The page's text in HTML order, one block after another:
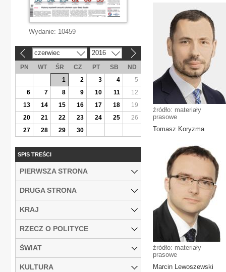
źródło: materiały
prasowe
Tomasz Koryzma
źródło: materiały
prasowe
Marcin Lewoszewski
Wydanie: 10459
czerwiec 2016
PN WT ŚR CZ PT SB
ND
1
2 3 4
5
6
7 8 9 10 11
12
13
14 15 16 17 18
19
20
21 22 23 24 25
26
27
28 29 30
SPIS TREŚCI
PIERWSZA STRONA
DRUGA STRONA
KRAJ
RZECZ O POLITYCE
ŚWIAT
KULTURA